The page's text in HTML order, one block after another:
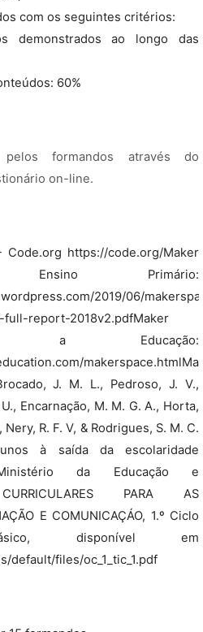
com os seguintes critérios:
demonstrados ao longo das
60%
formandos através do
on-line.
Code.org https://code.org/Maker
Primário:
2019/06/
report-2018v2.pdfMaker
a Educação:
J. M. L., Pedroso, J. V.,
Encarnação, M. M. G. A., Horta,
R. F. V, & Rodrigues, S. M. C.
à saída da escolaridade
da Educação e
CURRICULARES PARA AS
E COMUNICAÇÁO, 1.º Ciclo
disponível em
files/oc_1_tic_1.pdf